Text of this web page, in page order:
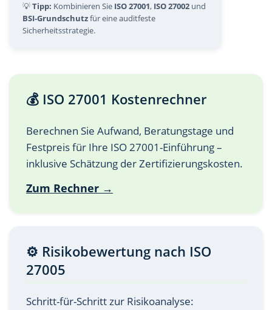
💡Tipp: Kombinieren Sie ISO 27001, ISO 27002 und
BSI-Grundschutzfür eine auditfeste
Sicherheitsstrategie.
💰 ISO 27001 Kostenrechner
Berechnen Sie Aufwand, Beratungstage und
Festpreis für Ihre ISO 27001-Einführung –
inklusive Schätzung der Zertifizierungskosten.
Zum Rechner →
⚙️ Risikobewertung nach ISO
27005
Schritt-für-Schritt zur Risikoanalyse: